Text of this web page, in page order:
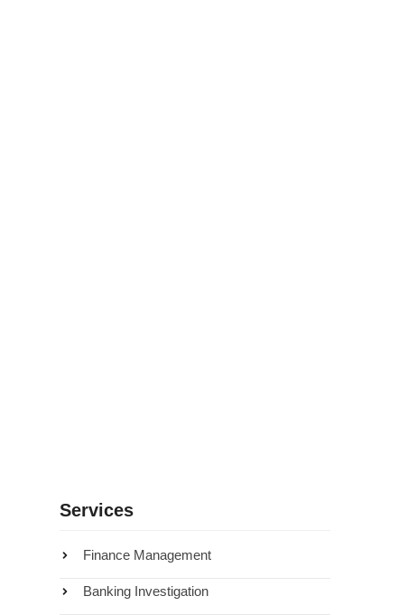
Services
Finance Management
Banking Investigation